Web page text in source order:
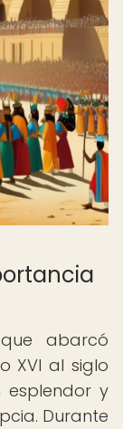
abarcó
XVI al siglo
esplendor y
Durante